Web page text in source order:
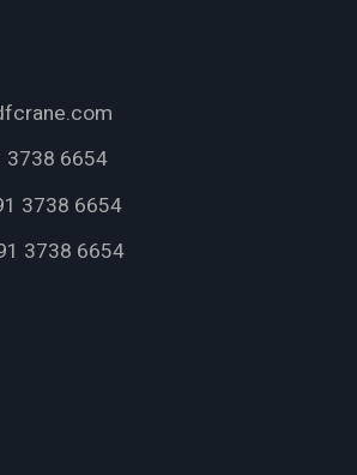
3738 6654
3738 6654
3738 6654